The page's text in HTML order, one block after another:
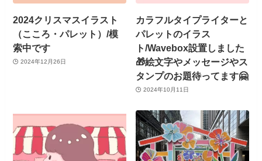
2024クリスマスイラスト
（こころ・パレット）/模
索中です
2024年12月26日
カラフルタイプライターと
パレットのイラス
ト/Wavebox設置しました
🎁絵文字やメッセージやス
タンプのお題待ってます🤗
2024年10月11日